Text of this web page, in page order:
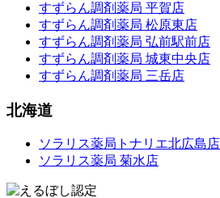
すずらん調剤薬局 平賀店
すずらん調剤薬局 松原東店
すずらん調剤薬局 弘前駅前店
すずらん調剤薬局 城東中央店
すずらん調剤薬局 三岳店
北海道
ソラリス薬局トナリエ北広島店
ソラリス薬局 菊水店